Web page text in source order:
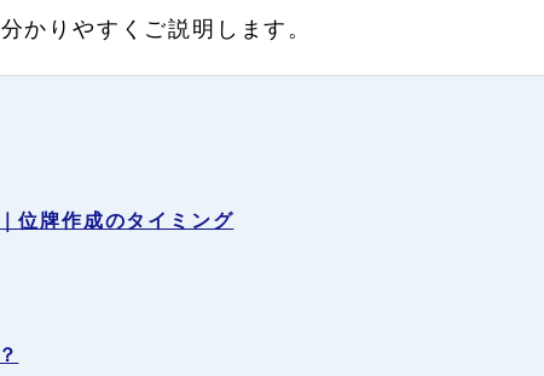
かりやすくご説明します。
位牌作成のタイミング